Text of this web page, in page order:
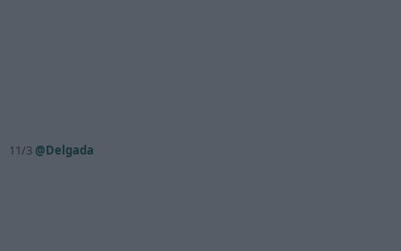
11/3 @Delgada